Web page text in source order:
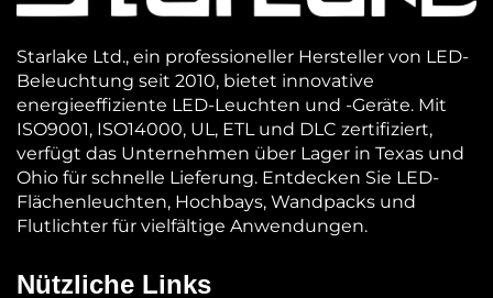
Starlake Ltd., ein professioneller Hersteller von LED-
Beleuchtung seit 2010, bietet innovative
energieeffiziente LED-Leuchten und -Geräte. Mit
ISO9001, ISO14000, UL, ETL und DLC zertifiziert,
verfügt das Unternehmen über Lager in Texas und
Ohio für schnelle Lieferung. Entdecken Sie LED-
Flächenleuchten, Hochbays, Wandpacks und
Flutlichter für vielfältige Anwendungen.
Nützliche Links